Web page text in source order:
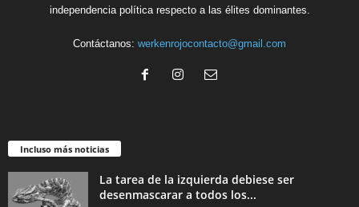
independencia política respecto a las élites dominantes.
Contáctanos: werkenrojocontacto@gmail.com
Incluso más noticias
La tarea de la izquierda debiese ser
desenmascarar a todos los...